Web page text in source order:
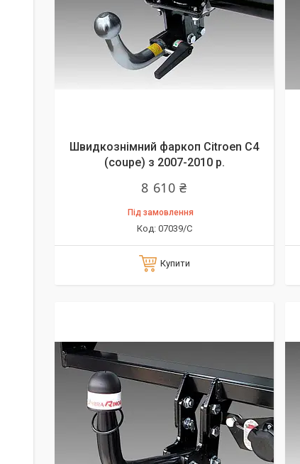
Швидкознімний фаркоп Citroen C4
(coupe) з 2007-2010 р.
8 610 ₴
Під замовлення
07039/C
Купити